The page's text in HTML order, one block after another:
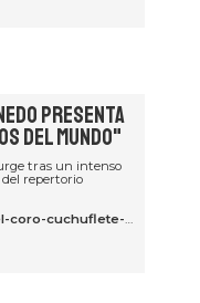
presenta
del mundo"
tras un intenso
repertorio
su-nuevo-disco-villancicos-del-mundo/